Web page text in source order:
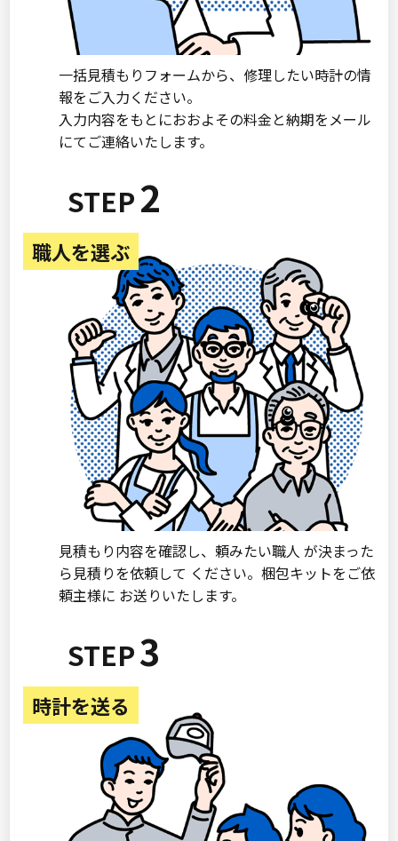
一括見積もりフォームから、修理したい時計の情
報をご入力ください。
入力内容をもとにおおよその料金と納期をメール
にてご連絡いたします。
2
見積もり内容を確認し、頼みたい職人 が決まった
ら見積りを依頼して ください。梱包キットをご依
頼主様に お送りいたします。
職人を選ぶ
3
時計を送る